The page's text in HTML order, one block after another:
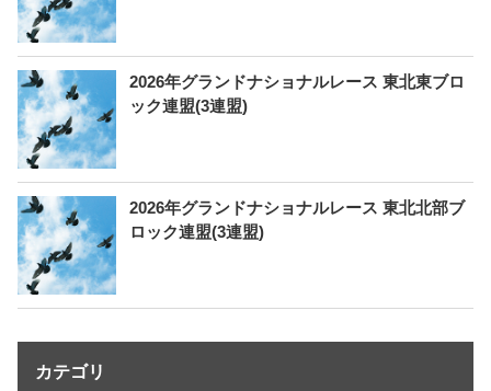
2026年グランドナショナルレース 東北東ブロ
ック連盟(3連盟)
2026年グランドナショナルレース 東北北部ブ
ロック連盟(3連盟)
カテゴリ